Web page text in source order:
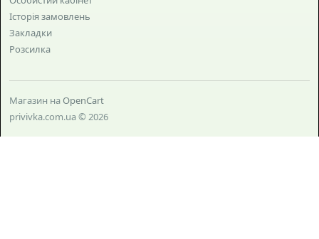
Історія замовлень
Закладки
Розсилка
Магазин на OpenCart
privivka.com.ua © 2026